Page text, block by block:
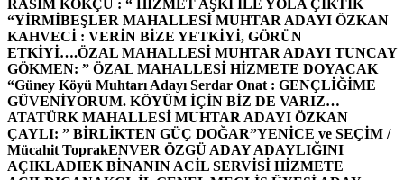
RASİM KÖKÇÜ : “ HİZMET AŞKI İLE YOLA ÇIKTIK
“YİRMİBEŞLER MAHALLESİ MUHTAR ADAYI ÖZKAN
KAHVECİ : VERİN BİZE YETKİYİ, GÖRÜN
ETKİYİ….ÖZAL MAHALLESİ MUHTAR ADAYI TUNCAY
GÖKMEN: ” ÖZAL MAHALLESİ HİZMETE DOYACAK
“Güney Köyü Muhtarı Adayı Serdar Onat : GENÇLİĞİME
GÜVENİYORUM. KÖYÜM İÇİN BİZ DE VARIZ…
ATATÜRK MAHALLESİ MUHTAR ADAYI ÖZKAN
ÇAYLI: ” BİRLİKTEN GÜÇ DOĞAR”YENİCE ve SEÇİM /
Mücahit ToprakENVER ÖZGÜ ADAY ADAYLIĞINI
AÇIKLADIEK BİNANIN ACİL SERVİSİ HİZMETE